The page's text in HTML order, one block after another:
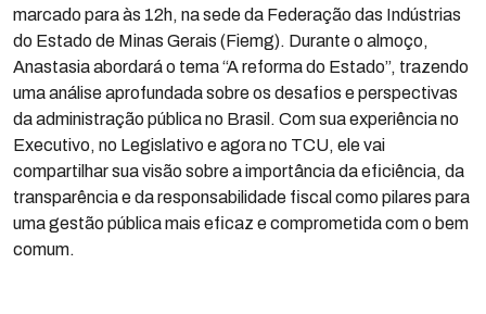
marcado para às 12h, na sede da Federação das Indústrias
do Estado de Minas Gerais (Fiemg). Durante o almoço,
Anastasia abordará o tema “A reforma do Estado”, trazendo
uma análise aprofundada sobre os desafios e perspectivas
da administração pública no Brasil. Com sua experiência no
Executivo, no Legislativo e agora no TCU, ele vai
compartilhar sua visão sobre a importância da eficiência, da
transparência e da responsabilidade fiscal como pilares para
uma gestão pública mais eficaz e comprometida com o bem
comum.